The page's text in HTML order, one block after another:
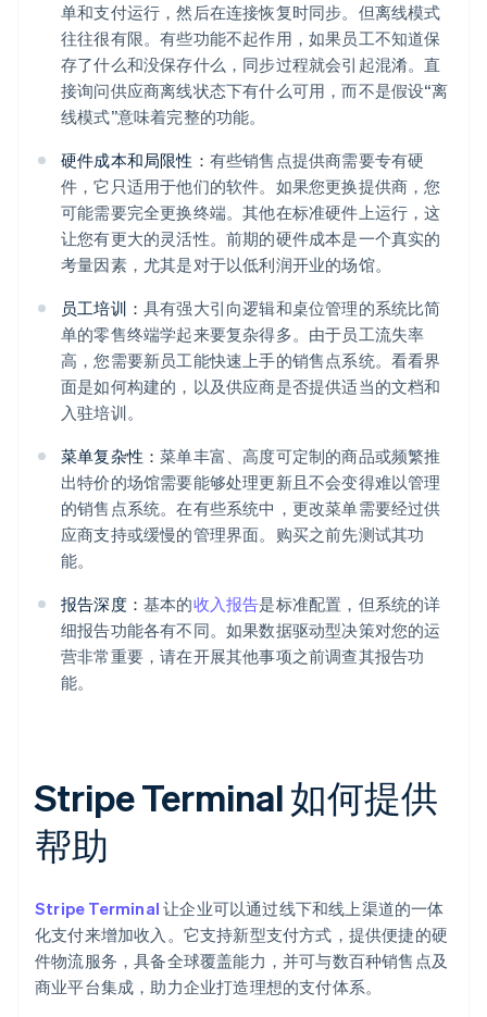
单和支付运行，然后在连接恢复时同步。但离线模式
往往很有限。有些功能不起作用，如果员工不知道保
存了什么和没保存什么，同步过程就会引起混淆。直
接询问供应商离线状态下有什么可用，而不是假设“离
线模式”意味着完整的功能。
硬件成本和局限性： 有些销售点提供商需要专有硬
件，它只适用于他们的软件。如果您更换提供商，您
可能需要完全更换终端。其他在标准硬件上运行，这
让您有更大的灵活性。前期的硬件成本是一个真实的
考量因素，尤其是对于以低利润开业的场馆。
员工培训： 具有强大引向逻辑和桌位管理的系统比简
单的零售终端学起来要复杂得多。由于员工流失率
高，您需要新员工能快速上手的销售点系统。看看界
面是如何构建的，以及供应商是否提供适当的文档和
入驻培训。
菜单复杂性：菜单丰富、高度可定制的商品或频繁推
出特价的场馆需要能够处理更新且不会变得难以管理
的销售点系统。在有些系统中，更改菜单需要经过供
应商支持或缓慢的管理界面。购买之前先测试其功
能。
报告深度： 基本的收入报告是标准配置，但系统的详
细报告功能各有不同。如果数据驱动型决策对您的运
营非常重要，请在开展其他事项之前调查其报告功
能。
Stripe Terminal 如何提供
帮助
Stripe Terminal 让企业可以通过线下和线上渠道的一体
化支付来增加收入。它支持新型支付方式，提供便捷的硬
件物流服务，具备全球覆盖能力，并可与数百种销售点及
商业平台集成，助力企业打造理想的支付体系。